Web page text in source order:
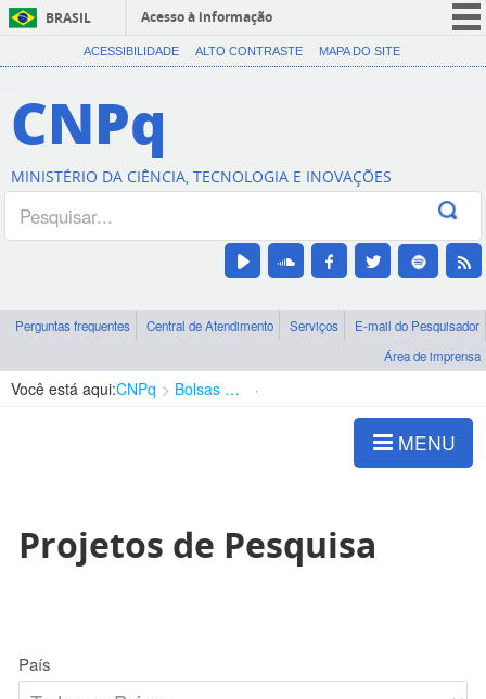
BRASIL
Acesso à informação
CORONAVÍRUS (COVID-19)
Canais
ACESSIBILIDADE ALTO CONTRASTE MAPA DO SITE
CNPq
MINISTÉRIO DA CIÊNCIA, TECNOLOGIA E INOVAÇÕES
Perguntas frequentes Central de Atendimento Serviços
E-mail do Pesquisador
Área de imprensa
Você está aqui:CNPq Bolsas e Auxílios Vigentes
MENU
Projetos de Pesquisa
País